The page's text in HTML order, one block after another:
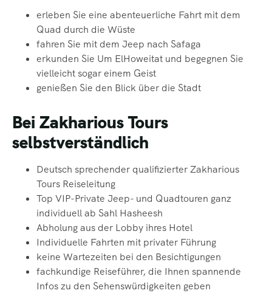
erleben Sie eine abenteuerliche Fahrt mit dem
Quad durch die Wüste
fahren Sie mit dem Jeep nach Safaga
erkunden Sie Um ElHoweitat und begegnen Sie
vielleicht sogar einem Geist
genießen Sie den Blick über die Stadt
Bei Zakharious Tours
selbstverständlich
Deutsch sprechender qualifizierter Zakharious
Tours Reiseleitung
Top VIP-Private Jeep- und Quadtouren ganz
individuell ab Sahl Hasheesh
Abholung aus der Lobby ihres Hotel
Individuelle Fahrten mit privater Führung
keine Wartezeiten bei den Besichtigungen
fachkundige Reiseführer, die Ihnen spannende
Infos zu den Sehenswürdigkeiten geben